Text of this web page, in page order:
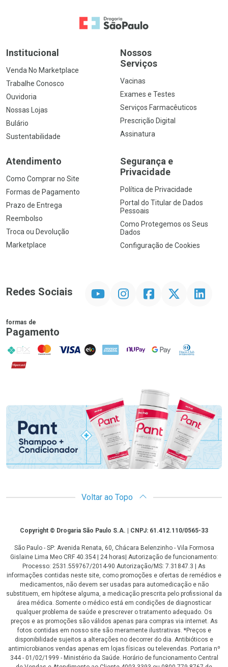
Ir para a Home
Institucional
Venda No Marketplace
Trabalhe Conosco
Ouvidoria
Nossas Lojas
Bulário
Sustentabilidade
Nossos
Serviços
Vacinas
Exames e Testes
Serviços Farmacêuticos
Prescrição Digital
Assinatura
Atendimento
Como Comprar no Site
Formas de Pagamento
Prazo de Entrega
Reembolso
Troca ou Devolução
Marketplace
Segurança e
Privacidade
Política de Privacidade
Portal do Titular de Dados
Pessoais
Como Protegemos os Seus
Dados
Configuração de Cookies
Redes Sociais InstagramFacebookTwitter Linkedin
formas de
Pagamento
PIX MasterCard
VISA ELO AMEX NuPay Google PayDiners Club
Hipercard
Promoção em Destaque
Voltar ao Topo
CopyrightCopyright © Drogaria São Paulo S.A. | CNPJ: 61.412.110/0565-33
São Paulo - SP: Avenida Renata, 60, Chácara Belenzinho - Vila Formosa
Gislaine Lima Meo CRF 40.354 | 24 horas| Autorização de funcionamento:
Processo: 2531.559767/2014-90 Autorização/MS: 7.31847.3 | As
informações contidas neste site, como promoções e ofertas de remédios e
medicamentos, não devem ser usadas para automedicação e não
substituem, em hipótese alguma, a medicação prescrita pelo profissional da
área médica. Somente o médico está em condições de diagnosticar
qualquer problema de saúde e prescrever o tratamento adequado. Os
preços e as promoções são válidos apenas para compras via internet. As
fotos contidas em nosso site são meramente ilustrativas. *Preços e
disponibilidade sujeitos a alterações no decorrer do dia. Antibióticos e
antimicrobianos vendas apenas em lojas físicas ou televendas. Portaria nº
344 - 01/02/1999 - Ministério da Saúde. Horário de funcionamento Central